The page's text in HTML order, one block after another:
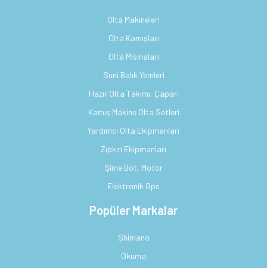
Olta Makineleri
Olta Kamışları
Olta Misinaları
Suni Balık Yemleri
Hazır Olta Takımı, Çapari
Kamış Makine Olta Setleri
Yardımcı Olta Ekipmanları
Zıpkın Ekipmanları
Şime Bot, Motor
Elektronik Gps
Popüler Markalar
Shimano
Okuma